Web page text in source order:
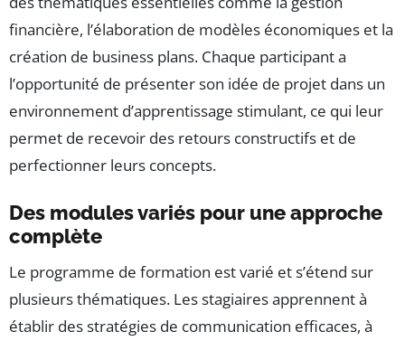
financière, l’élaboration de modèles économiques et la
création de business plans. Chaque participant a
l’opportunité de présenter son idée de projet dans un
environnement d’apprentissage stimulant, ce qui leur
permet de recevoir des retours constructifs et de
perfectionner leurs concepts.
Des modules variés pour une approche
complète
Le programme de formation est varié et s’étend sur
plusieurs thématiques. Les stagiaires apprennent à
établir des stratégies de communication efficaces, à